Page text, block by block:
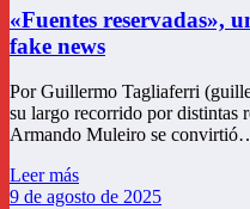
«Fuentes reservadas»,
fake news
Por Guillermo Tagliaferri
su largo recorrido por distintas
Armando Muleiro se
Leer más
9 de agosto de 2025